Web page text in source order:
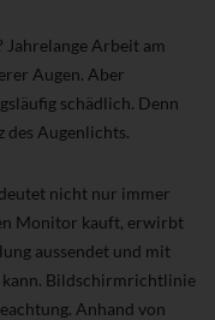
Jahrelange Arbeit am
Augen. Aber
schädlich. Denn
des Augenlichts.
nicht nur immer
Monitor kauft, erwirbt
aussendet und mit
kann. Bildschirmrichtlinie
Anhand von